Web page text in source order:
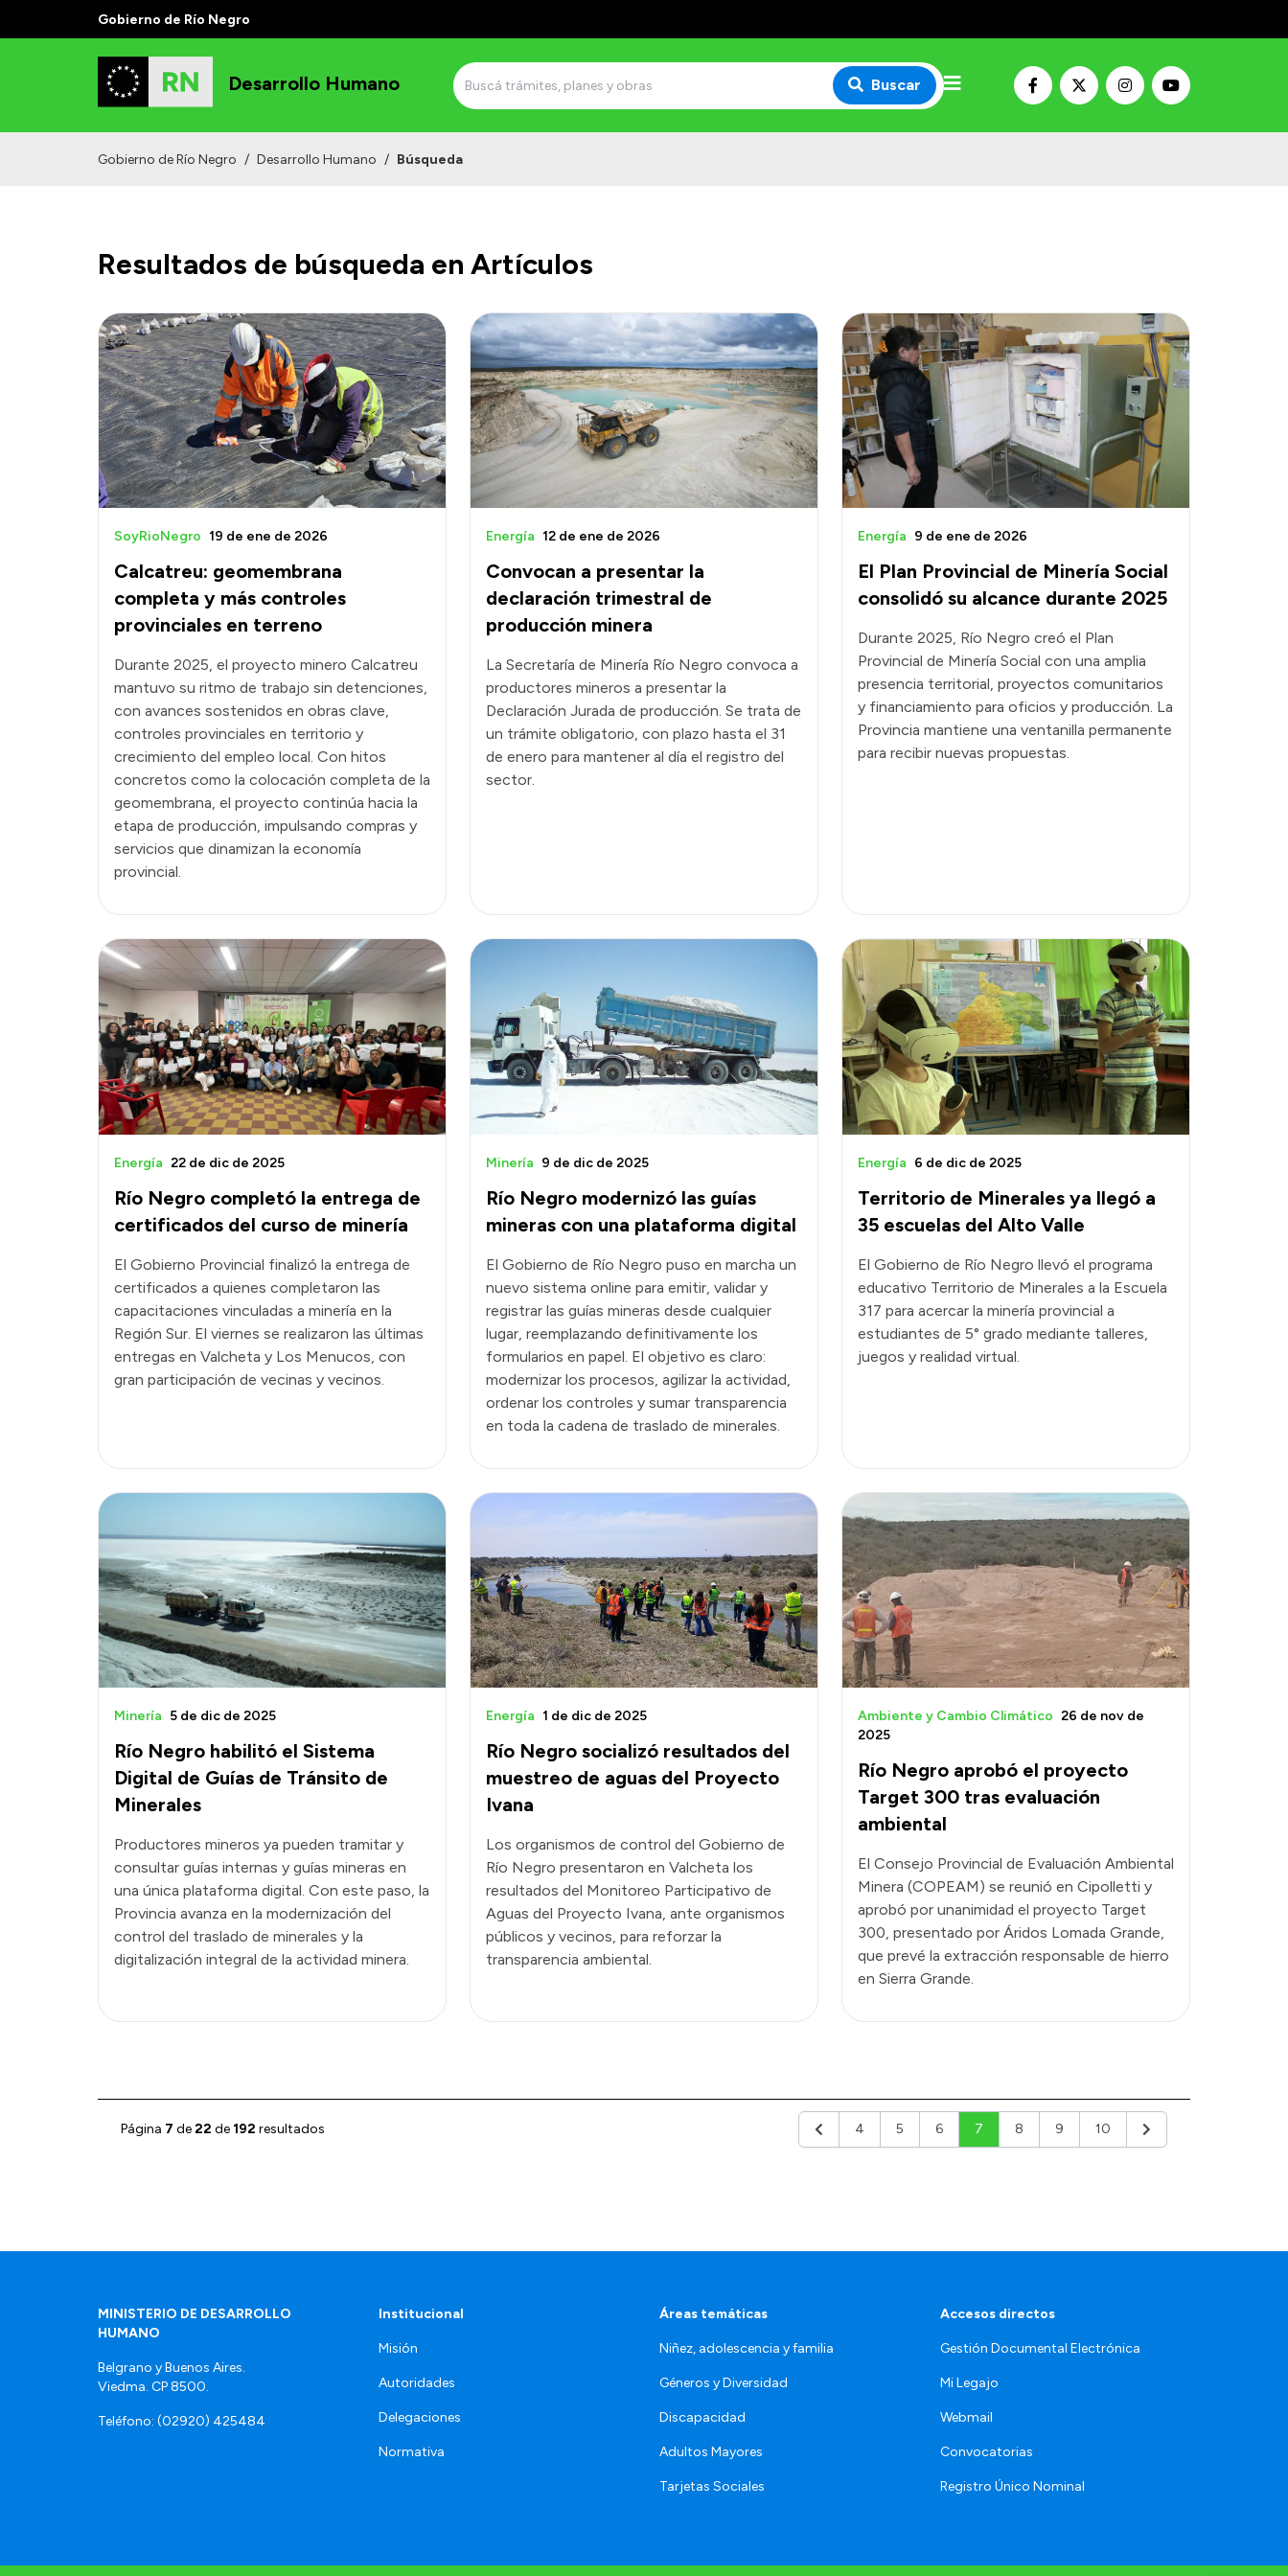
Gobierno de Río Negro
Desarrollo Humano Buscar
Gobierno de Río Negro / Desarrollo Humano / Búsqueda
Resultados de búsqueda en Artículos
Calcatreu: geomembrana
completa y más controles
provinciales en terreno
SoyRioNegro 19 de ene de 2026
Durante 2025, el proyecto minero Calcatreu
mantuvo su ritmo de trabajo sin detenciones,
con avances sostenidos en obras clave,
controles provinciales en territorio y
crecimiento del empleo local. Con hitos
concretos como la colocación completa de la
geomembrana, el proyecto continúa hacia la
etapa de producción, impulsando compras y
servicios que dinamizan la economía
provincial.
Convocan a presentar la
declaración trimestral de
producción minera
Energía 12 de ene de 2026
La Secretaría de Minería Río Negro convoca a
productores mineros a presentar la
Declaración Jurada de producción. Se trata de
un trámite obligatorio, con plazo hasta el 31
de enero para mantener al día el registro del
sector.
El Plan Provincial de Minería Social
consolidó su alcance durante 2025
Energía 9 de ene de 2026
Durante 2025, Río Negro creó el Plan
Provincial de Minería Social con una amplia
presencia territorial, proyectos comunitarios
y financiamiento para oficios y producción. La
Provincia mantiene una ventanilla permanente
para recibir nuevas propuestas.
Río Negro completó la entrega de
certificados del curso de minería
Energía 22 de dic de 2025
El Gobierno Provincial finalizó la entrega de
certificados a quienes completaron las
capacitaciones vinculadas a minería en la
Región Sur. El viernes se realizaron las últimas
entregas en Valcheta y Los Menucos, con
gran participación de vecinas y vecinos.
Río Negro modernizó las guías
mineras con una plataforma digital
Minería 9 de dic de 2025
El Gobierno de Río Negro puso en marcha un
nuevo sistema online para emitir, validar y
registrar las guías mineras desde cualquier
lugar, reemplazando definitivamente los
formularios en papel. El objetivo es claro:
modernizar los procesos, agilizar la actividad,
ordenar los controles y sumar transparencia
en toda la cadena de traslado de minerales.
Territorio de Minerales ya llegó a
35 escuelas del Alto Valle
Energía 6 de dic de 2025
El Gobierno de Río Negro llevó el programa
educativo Territorio de Minerales a la Escuela
317 para acercar la minería provincial a
estudiantes de 5° grado mediante talleres,
juegos y realidad virtual.
Río Negro habilitó el Sistema
Digital de Guías de Tránsito de
Minerales
Minería 5 de dic de 2025
Productores mineros ya pueden tramitar y
consultar guías internas y guías mineras en
una única plataforma digital. Con este paso, la
Provincia avanza en la modernización del
control del traslado de minerales y la
digitalización integral de la actividad minera.
Río Negro socializó resultados del
muestreo de aguas del Proyecto
Ivana
Energía 1 de dic de 2025
Los organismos de control del Gobierno de
Río Negro presentaron en Valcheta los
resultados del Monitoreo Participativo de
Aguas del Proyecto Ivana, ante organismos
públicos y vecinos, para reforzar la
transparencia ambiental.
Río Negro aprobó el proyecto
Target 300 tras evaluación
ambiental
Ambiente y Cambio Climático 26 de nov de
2025
El Consejo Provincial de Evaluación Ambiental
Minera (COPEAM) se reunió en Cipolletti y
aprobó por unanimidad el proyecto Target
300, presentado por Áridos Lomada Grande,
que prevé la extracción responsable de hierro
en Sierra Grande.
Página 7 de22 de 192 resultados Anterior4 5 6 7 8 9 10 Siguiente
MINISTERIO DE DESARROLLO
HUMANO
Belgrano y Buenos Aires.
Viedma. CP 8500.
Teléfono: (02920) 425484
Institucional
Misión
Autoridades
Delegaciones
Normativa
Áreas temáticas
Niñez, adolescencia y familia
Géneros y Diversidad
Discapacidad
Adultos Mayores
Tarjetas Sociales
Accesos directos
Gestión Documental Electrónica
Mi Legajo
Webmail
Convocatorias
Registro Único Nominal